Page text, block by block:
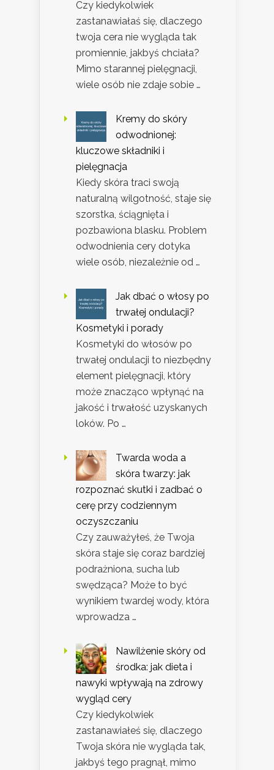
Czy kiedykolwiek
zastanawiałaś się, dlaczego
twoja cera nie wygląda tak
promiennie, jakbyś chciała?
Mimo starannej pielęgnacji,
wiele osób nie zdaje sobie …
Kremy do skóry
odwodnionej:
kluczowe składniki i
pielęgnacja
Kiedy skóra traci swoją
naturalną wilgotność, staje się
szorstka, ściągnięta i
pozbawiona blasku. Problem
odwodnienia cery dotyka
wiele osób, niezależnie od …
Jak dbać o włosy po
trwałej ondulacji?
Kosmetyki i porady
Kosmetyki do włosów po
trwałej ondulacji to niezbędny
element pielęgnacji, który
może znacząco wpłynąć na
jakość i trwałość uzyskanych
loków. Po …
Twarda woda a
skóra twarzy: jak
rozpoznać skutki i zadbać o
cerę przy codziennym
oczyszczaniu
Czy zauważyłeś, że Twoja
skóra staje się coraz bardziej
podrażniona, sucha lub
swędząca? Może to być
wynikiem twardej wody, która
wprowadza …
Nawilżenie skóry od
środka: jak dieta i
nawyki wpływają na zdrowy
wygląd cery
Czy kiedykolwiek
zastanawiałeś się, dlaczego
Twoja skóra nie wygląda tak,
jakbyś tego pragnął, mimo